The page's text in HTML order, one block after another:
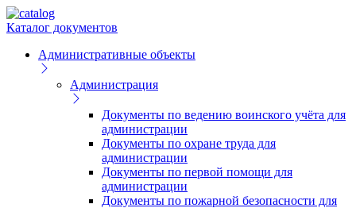
Каталог документов
Административные объекты
Администрация
Документы по ведению воинского учёта для
администрации
Документы по охране труда для
администрации
Документы по первой помощи для
администрации
Документы по пожарной безопасности для